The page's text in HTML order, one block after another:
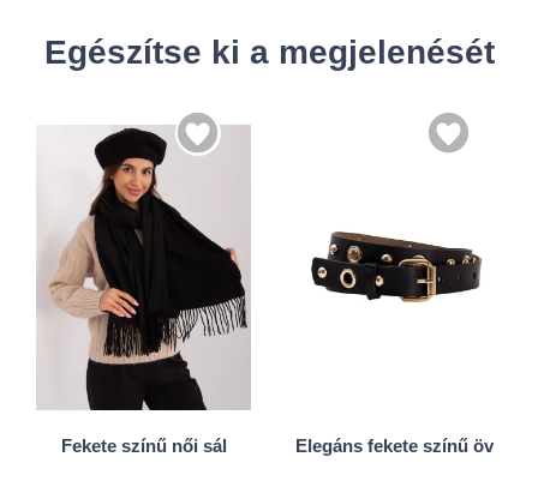
Egészítse ki a megjelenését
Fekete színű női sál
Univerzális
Elegáns fekete színű öv